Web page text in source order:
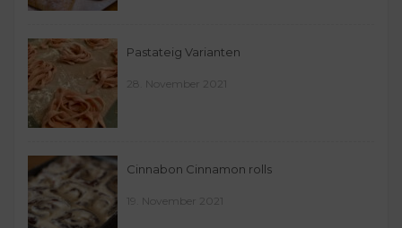
Pastateig Varianten
28. November 2021
Cinnabon Cinnamon rolls
19. November 2021